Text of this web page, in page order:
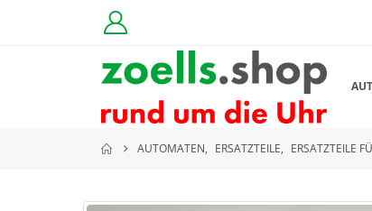
AUTOMATEN, ERSATZTEILE, ERSATZTEILE